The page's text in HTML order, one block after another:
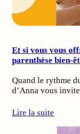
Et si vous vous
parenthèse bien-
Quand le rythme
d’Anna vous
Lire la suite